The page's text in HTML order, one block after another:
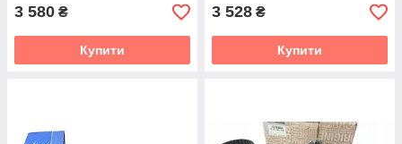
3 580 ₴
Купити
3 528 ₴
Купити